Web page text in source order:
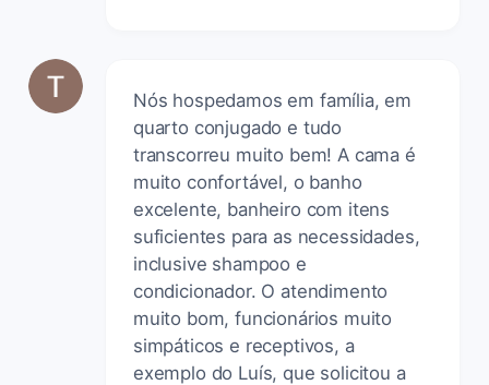
Nós hospedamos em família, em
quarto conjugado e tudo
transcorreu muito bem! A cama é
muito confortável, o banho
excelente, banheiro com itens
suficientes para as necessidades,
inclusive shampoo e
condicionador. O atendimento
muito bom, funcionários muito
simpáticos e receptivos, a
exemplo do Luís, que solicitou a